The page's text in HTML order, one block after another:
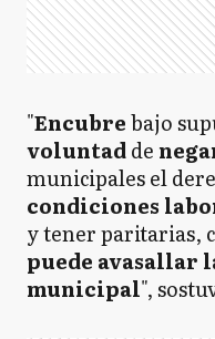
"Encubrebajo
voluntadde
municipales el
condiciones
y tener paritarias,
puede avasallar
municipal",